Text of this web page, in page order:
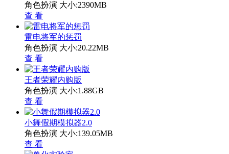
角色扮演 大小:2390MB
查 看
雷电将军的惩罚
角色扮演 大小:20.22MB
查 看
王者荣耀内购版
角色扮演 大小:1.88GB
查 看
小舞假期模拟器2.0
角色扮演 大小:139.05MB
查 看